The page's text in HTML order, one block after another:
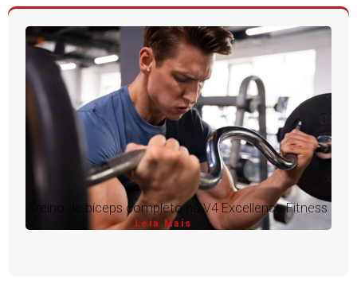
Treino de bíceps completo na V4 Excellence Fitness
Leia Mais